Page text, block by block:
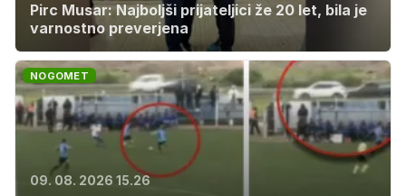
Pirc Musar: Najboljši prijateljici že 20 let, bila je
varnostno preverjena
NOGOMET
09. 08. 2026 15.26